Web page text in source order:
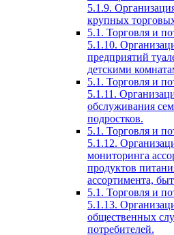
5.1.9.
крупных
5.1. Торговля и
5.1.10.
предприятий
детскими
5.1. Торговля и
5.1.11.
обслуживания
подростков.
5.1. Торговля и
5.1.12.
мониторинга
продуктов
ассортимента,
5.1. Торговля и
5.1.13.
общественных
потребителей.